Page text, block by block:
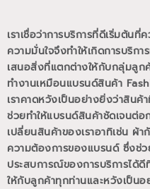
เราเชื่อว่าการบริการที่ดีเริ่มต้นที่
ความมั่นใจจึงทำให้เกิดการบริก
เสนอสิ่งที่แตกต่างให้กับกลุ่มลูก
ทำงานเหมือนแบรนด์สินค้า
เราคาดหวังเป็นอย่างยิ่งว่าสินค้
ช่วยทำให้แบรนด์สินค้าชัดเจนต่
เปลี่ยนสินค้าของเราอาทิเช่น ผ้
ความต้องการของแบรนด์ ซึ่งช่
ประสบการณ์ของการบริการได้
ให้กับลูกค้าทุกท่านและหวังเป็นอ